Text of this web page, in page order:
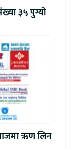
३५ पुग्यो
ऋण लिन